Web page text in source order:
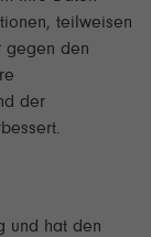
teilweisen
gegen den
der
und hat den